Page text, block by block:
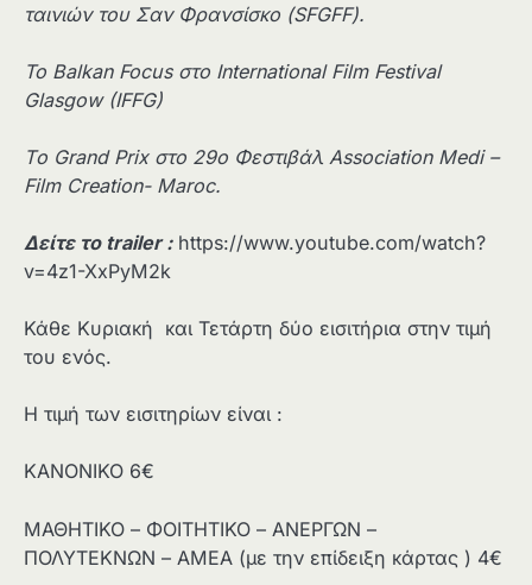
ταινιών του Σαν Φρανσίσκο (SFGFF).
Το Balkan Focus στο International Film Festival
Glasgow (IFFG)
Tο Grand Prix στο 29o Φεστιβάλ Association Medi –
Film Creation- Maroc.
Δείτε το trailer:https://www.youtube.com/watch?
v=4z1-XxPyM2k
Κάθε Κυριακή και Τετάρτη δύο εισιτήρια στην τιμή
του ενός.
Η τιμή των εισιτηρίων είναι :
ΚΑΝΟΝΙΚΟ 6€
ΜΑΘΗΤΙΚΟ – ΦΟΙΤΗΤΙΚΟ – ΑΝΕΡΓΩΝ –
ΠΟΛΥΤΕΚΝΩΝ – ΑΜΕΑ (με την επίδειξη κάρτας ) 4€